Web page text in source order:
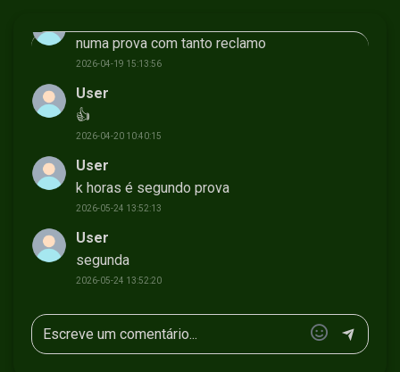
numa prova com tanto reclamo
2026-04-19 15:13:56
User
👍
2026-04-20 10:40:15
User
k horas é segundo prova
2026-05-24 13:52:13
User
segunda
2026-05-24 13:52:20